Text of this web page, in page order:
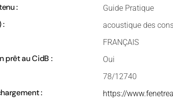
: Guide Pratique
: acoustique des
FRANÇAIS
prêt au CidB : Oui
78/12740
: https://